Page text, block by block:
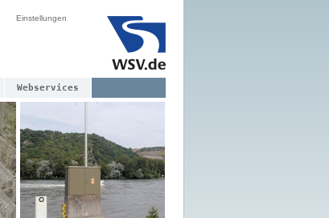
Einstellungen
Webservices